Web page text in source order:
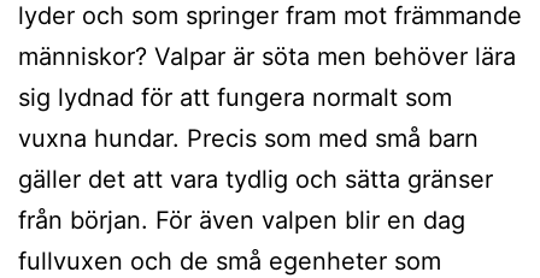
lyder och som springer fram mot främmande
människor? Valpar är söta men behöver lära
sig lydnad för att fungera normalt som
vuxna hundar. Precis som med små barn
gäller det att vara tydlig och sätta gränser
från början. För även valpen blir en dag
fullvuxen och de små egenheter som